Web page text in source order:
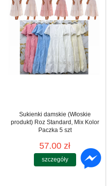
Sukienki damskie (Włoskie
produkt) Roz Standard, Mix Kolor
Paczka 5 szt
57.00 zł
szczegóły